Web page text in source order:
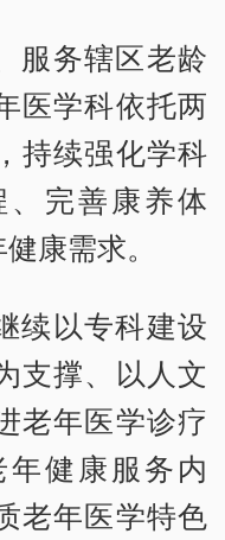
服务辖区老龄
医学科依托两
持续强化学科
完善康养体
康需求。
续以专科建设
支撑、以人文
老年医学诊疗
健康服务内
老年医学特色